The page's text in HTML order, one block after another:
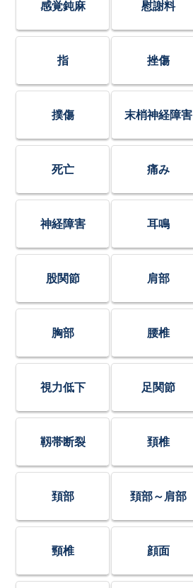
感覚鈍麻 慰謝料
指 挫傷
撲傷 末梢神経障害
死亡 痛み
神経障害 耳鳴
股関節 肩部
胸部 腰椎
視力低下 足関節
靱帯断裂 頚椎
頚部 頚部～肩部
頸椎 顔面